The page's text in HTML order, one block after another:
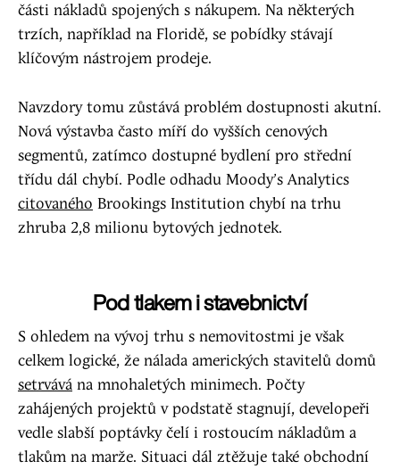
části nákladů spojených s nákupem. Na některých
trzích, například na Floridě, se pobídky stávají
klíčovým nástrojem prodeje.
Navzdory tomu zůstává problém dostupnosti akutní.
Nová výstavba často míří do vyšších cenových
segmentů, zatímco dostupné bydlení pro střední
třídu dál chybí. Podle odhadu Moody’s Analytics
citovaného Brookings Institution chybí na trhu
zhruba 2,8 milionu bytových jednotek.
Pod tlakem i stavebnictví
S ohledem na vývoj trhu s nemovitostmi je však
celkem logické, že nálada amerických stavitelů domů
setrvává na mnohaletých minimech. Počty
zahájených projektů v podstatě stagnují, developeři
vedle slabší poptávky čelí i rostoucím nákladům a
tlakům na marže. Situaci dál ztěžuje také obchodní